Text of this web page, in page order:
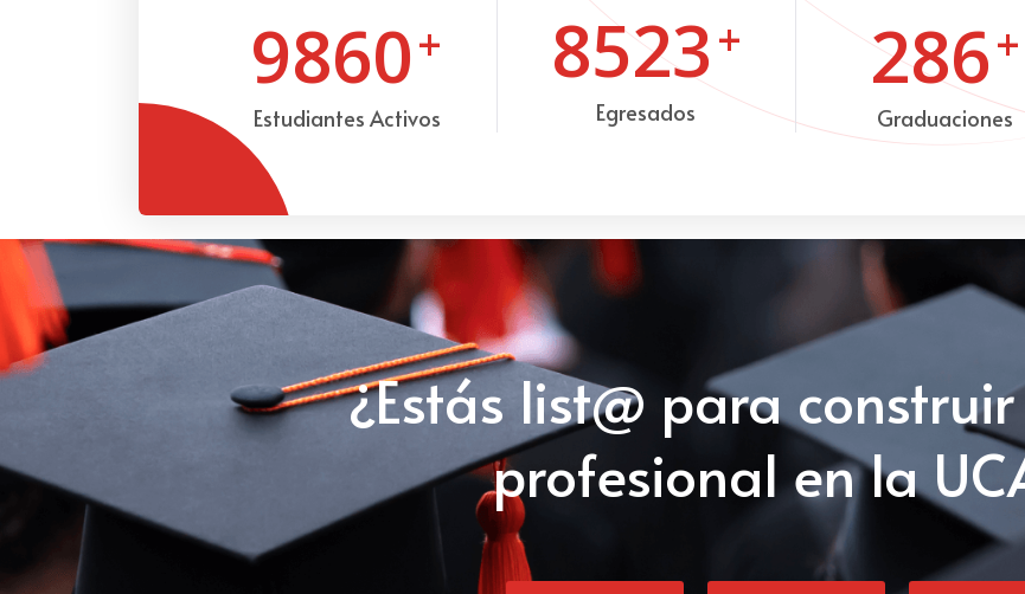
9860+
Estudiantes Activos
8523+
Egresados
286+
Graduaciones
¿Estás list@ para
profesional en la